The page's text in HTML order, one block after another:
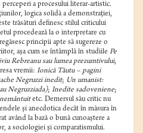
a procesului literar-artistic.
logica solidă a demonstraţiei,
trăsături definesc stilul criticului
procedează la o interpretare cu
principii apte să sugereze o
aşa cum se întâmplă în studiile Pe
Rebreanu sau lumea prezumtivului,
vremii: Ionică Tăutu – pagini
Negruzzi inedit; Un umanist:
Negruzziada); Inedite sadoveniene;
etc. Demersul său critic nu
şi anecdotica decât în măsura în
având la bază o bună cunoaştere a
a sociologiei şi comparatismului.